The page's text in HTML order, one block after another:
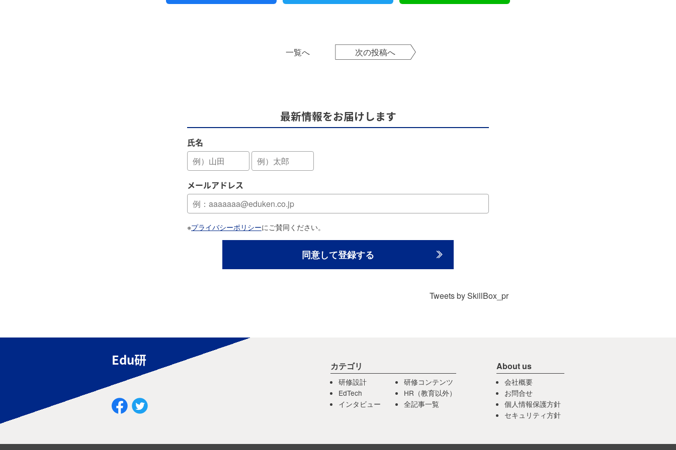
一覧へ 次の投稿へ
最新情報をお届けします
氏名
メールアドレス
※プライバシーポリシーにご賛同ください。
Tweets by SkillBox_pr
Edu研 カテゴリ
研修設計
EdTech
インタビュー
研修コンテンツ
HR（教育以外）
全記事一覧
About us
会社概要
お問合せ
個人情報保護方針
セキュリティ方針